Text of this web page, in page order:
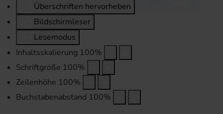
Überschriften hervorheben
Bildschirmleser
Lesemodus
Inhaltsskalierung 100%
Schriftgröße 100%
Zeilenhöhe 100%
Buchstabenabstand 100%